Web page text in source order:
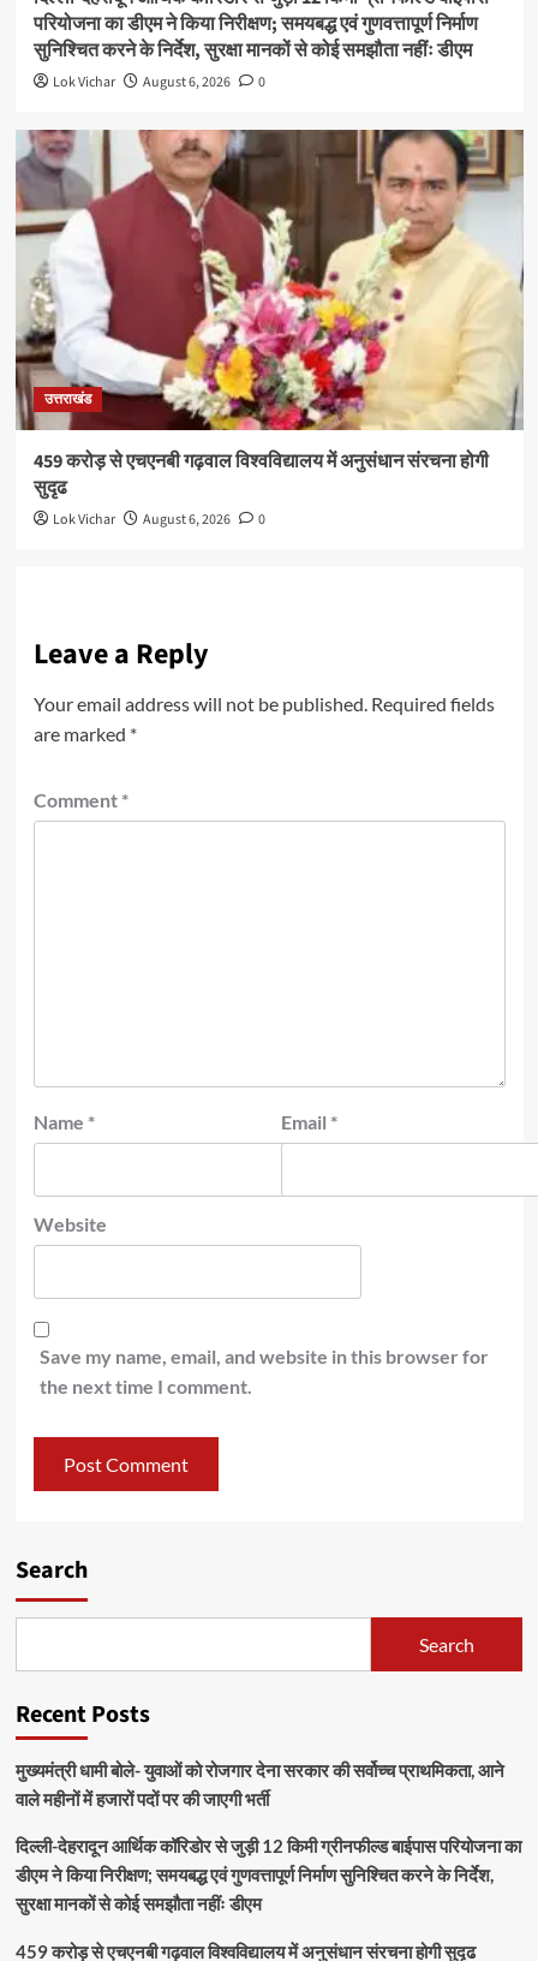
परियोजना का डीएम ने किया निरीक्षण; समयबद्ध एवं गुणवत्तापूर्ण निर्माण
सुनिश्चित करने के निर्देश, सुरक्षा मानकों से कोई समझौता नहींः डीएम
Lok Vichar August 6, 2026 0
उत्तराखंड
459 करोड़ से एचएनबी गढ़वाल विश्वविद्यालय में अनुसंधान संरचना होगी
सुदृढ
Lok Vichar August 6, 2026 0
Leave a Reply
Your email address will not be published. Required fields
are marked *
Comment *
Name * Email *
Website
Save my name, email, and website in this browser for
the next time I comment.
Search
Search
Recent Posts
मुख्यमंत्री धामी बोले- युवाओं को रोजगार देना सरकार की सर्वोच्च प्राथमिकता, आने
वाले महीनों में हजारों पदों पर की जाएगी भर्ती
दिल्ली-देहरादून आर्थिक कॉरिडोर से जुड़ी 12 किमी ग्रीनफील्ड बाईपास परियोजना का
डीएम ने किया निरीक्षण; समयबद्ध एवं गुणवत्तापूर्ण निर्माण सुनिश्चित करने के निर्देश,
सुरक्षा मानकों से कोई समझौता नहींः डीएम
459 करोड़ से एचएनबी गढ़वाल विश्वविद्यालय में अनुसंधान संरचना होगी सुदृढ